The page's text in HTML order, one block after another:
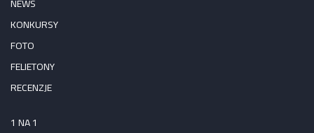
KONKURSY
FOTO
FELIETONY
RECENZJE
1 NA 1